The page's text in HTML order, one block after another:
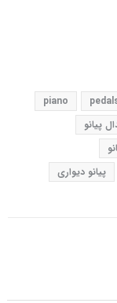
piano
پیانو
پیانو دیواری